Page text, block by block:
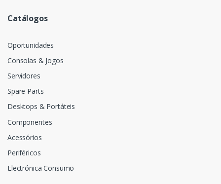
Catálogos
Oportunidades
Consolas & Jogos
Servidores
Spare Parts
Desktops & Portáteis
Componentes
Acessórios
Periféricos
Electrónica Consumo